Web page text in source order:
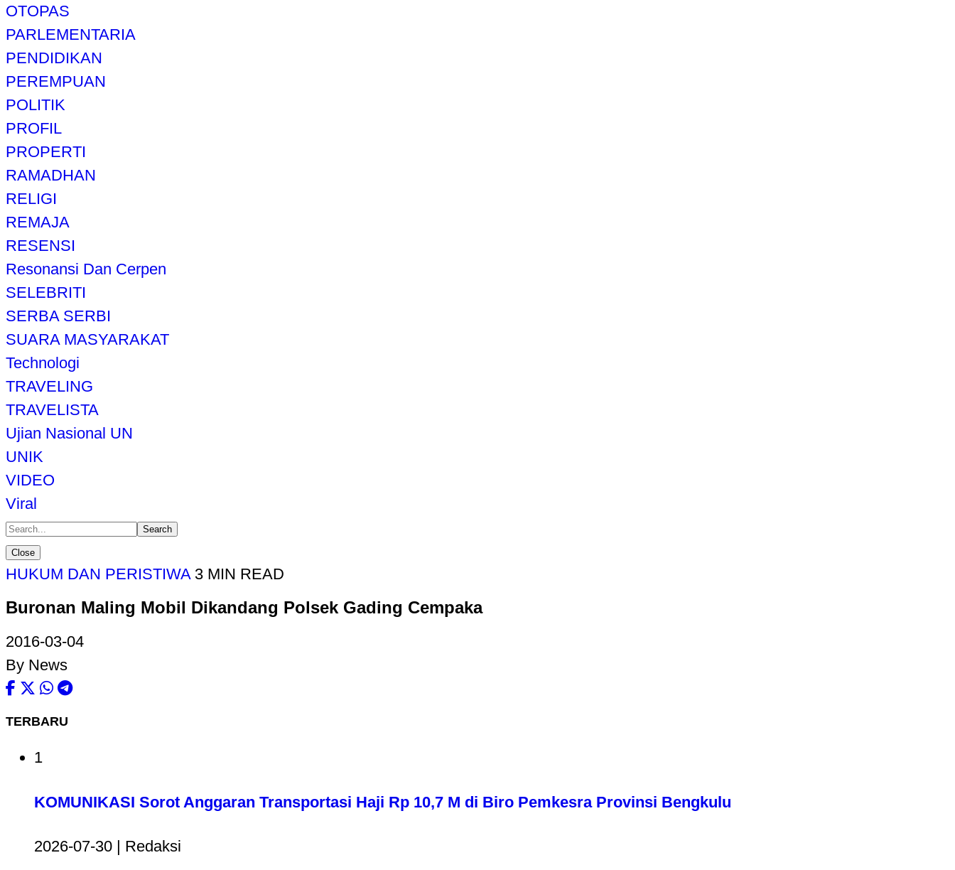
OTOPAS
PARLEMENTARIA
PENDIDIKAN
PEREMPUAN
POLITIK
PROFIL
PROPERTI
RAMADHAN
RELIGI
REMAJA
RESENSI
Resonansi Dan Cerpen
SELEBRITI
SERBA SERBI
SUARA MASYARAKAT
Technologi
TRAVELING
TRAVELISTA
Ujian Nasional UN
UNIK
VIDEO
Viral
Search
Close
HUKUM DAN PERISTIWA 3 MIN READ
Buronan Maling Mobil Dikandang Polsek Gading Cempaka
2016-03-04
By News
TERBARU
1
KOMUNIKASI Sorot Anggaran Transportasi Haji Rp 10,7 M di Biro Pemkesra Provinsi Bengkulu
2026-07-30 | Redaksi